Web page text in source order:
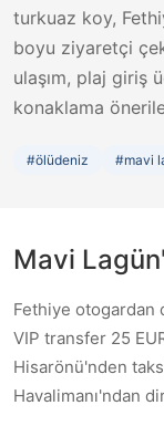
Blog
İletişim
turkuaz koy,
boyu ziyaretçi
ulaşım, plaj giriş
konaklama
#ölüdeniz #mavi
Mavi
Fethiye otogardan
VIP transfer 25
Hisarönü'nden
Havalimanı'ndan